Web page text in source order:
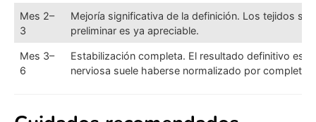
Mes 2–
3
Mejoría significativa de la definición. Los tejidos se
preliminar es ya apreciable.
Mes 3–
6
Estabilización completa. El resultado definitivo es
nerviosa suele haberse normalizado por completo.